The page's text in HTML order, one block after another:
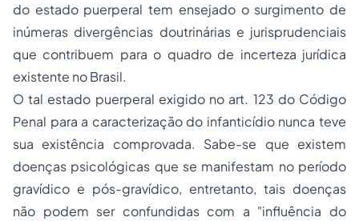
do estado puerperal tem ensejado o surgimento de
inúmeras divergências doutrinárias e jurisprudenciais
que contribuem para o quadro de incerteza jurídica
existente no Brasil.
O tal estado puerperal exigido no art. 123 do Código
Penal para a caracterização do infanticídio nunca teve
sua existência comprovada. Sabe-se que existem
doenças psicológicas que se manifestam no período
gravídico e pós-gravídico, entretanto, tais doenças
não podem ser confundidas com a "influência do